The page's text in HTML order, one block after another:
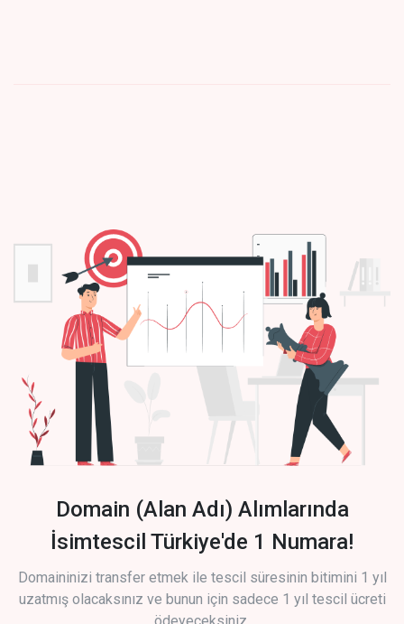
Domain (Alan Adı) Alımlarında
İsimtescil Türkiye'de 1 Numara!
Domaininizi transfer etmek ile tescil süresinin bitimini 1 yıl
uzatmış olacaksınız ve bunun için sadece 1 yıl tescil ücreti